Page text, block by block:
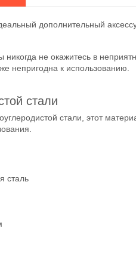
дополнительный
не окажитесь в
непригодна к использованию.
стали
стали, этот
сталь